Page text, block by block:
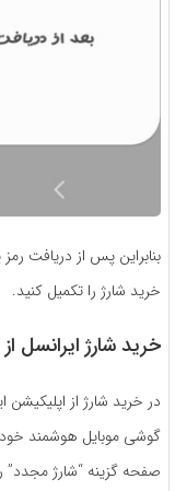
خرید شارژ را تکمیل کنید.
خرید شارژ ایرانسل
در خرید شارژ از اپلیکیشن
گوشی موبایل هوشمند
صفحه گزینه “شارژ مجدد”